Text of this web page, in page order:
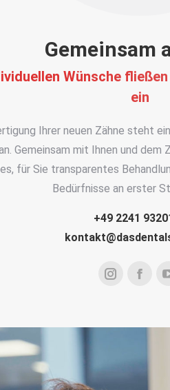
Gemeinsam
Wünsche
ein
Ihrer neuen Zähne steht
Gemeinsam mit Ihnen und dem
für Sie transparentes
Bedürfnisse an erster
+49 2241
Instagram